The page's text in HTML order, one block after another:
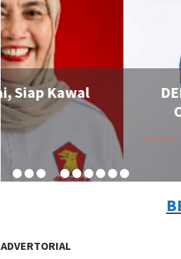
DEMA UIAD
Ormawa, Wakil
By
ADVERTORIAL